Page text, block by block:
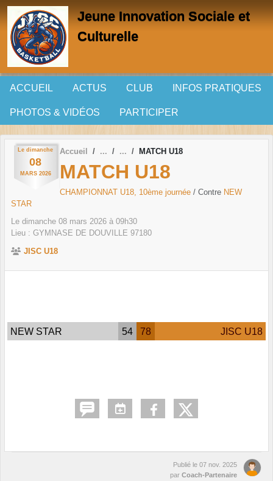
Jeune Innovation Sociale et
Culturelle
ACCUEIL ACTUS CLUB INFOS PRATIQUES
PHOTOS & VIDÉOS PARTICIPER
Le dimanche
08
MARS 2026
Accueil MATCH U18
MATCH U18
CHAMPIONNAT U18, 10ème journée / Contre NEW
STAR
Le dimanche 08 mars 2026 à 09h30
Lieu : GYMNASE DE DOUVILLE 97180
JISC U18
NEW STAR 54 78 JISC U18
Publié le 07 nov. 2025
par Coach-Partenaire
Panneau de gestion des cookies